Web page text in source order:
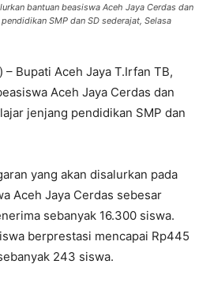
bantuan beasiswa Aceh Jaya Cerdas dan
SMP dan SD sederajat, Selasa
– Bupati Aceh Jaya T.Irfan TB,
Aceh Jaya Cerdas dan
jenjang pendidikan SMP dan
yang akan disalurkan pada
Aceh Jaya Cerdas sebesar
sebanyak 16.300 siswa.
berprestasi mencapai Rp445
243 siswa.